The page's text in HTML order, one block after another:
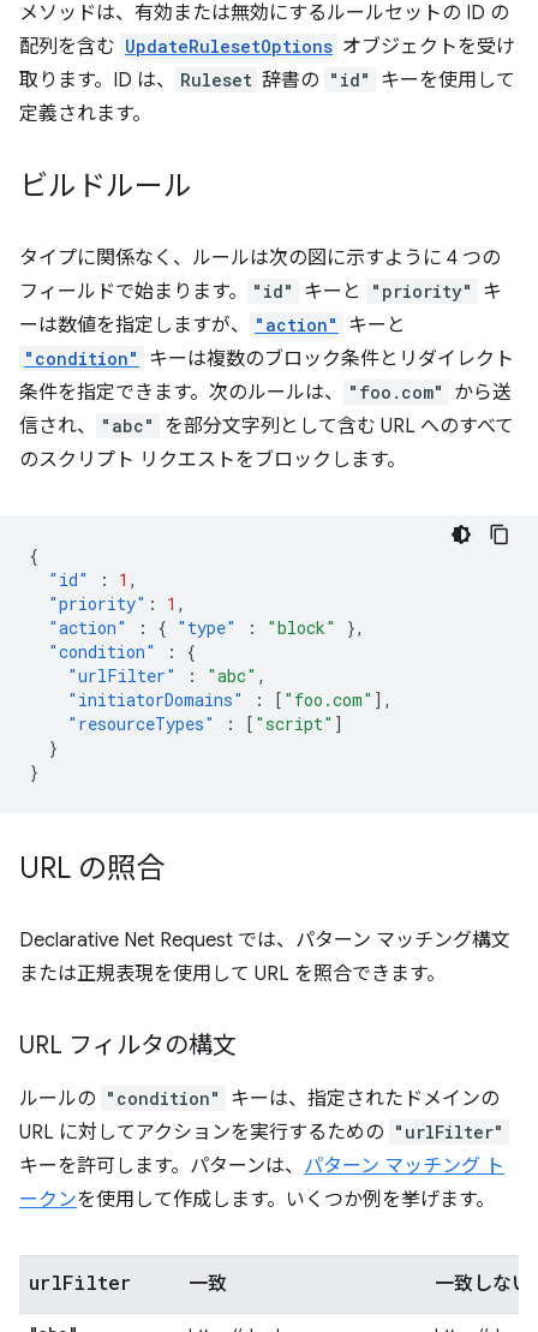
メソッドは、有効または無効にするルールセットの ID の
配列を含む UpdateRulesetOptions オブジェクトを受け
取ります。ID は、
Ruleset 辞書の "id"
キーを使用して
定義されます。
ビルドルール
タイプに関係なく、ルールは次の図に示すように 4 つの
フィールドで始まります。
"id" キーと "priority"
キ
ーは数値を指定しますが、
"action" キーと
"condition"
キーは複数のブロック条件とリダイレクト
条件を指定できます。次のルールは、
"foo.com"
から送
信され、
"abc"
を部分文字列として含む URL へのすべて
のスクリプト リクエストをブロックします。
{
"id"
: 1 ,
"priority" : 1 ,
"action"
: { "type" : "block"
},
"condition"
:
{
"urlFilter"
: "abc" ,
"initiatorDomains"
: [ "foo.com" ],
"resourceTypes"
: [ "script" ]
}
}
URL の照合
Declarative Net Request では、パターン マッチング構文
または正規表現を使用して URL を照合できます。
URL フィルタの構文
ルールの "condition"
キーは、指定されたドメインの
URL に対してアクションを実行するための "urlFilter"
キーを許可します。パターンは、 パターン マッチング ト
ークンを使用して作成します。いくつか例を挙げます。
urlFilter 一致 一致しない